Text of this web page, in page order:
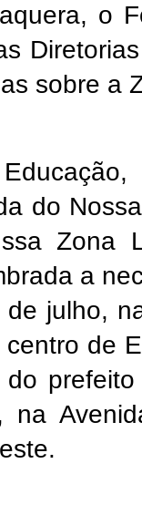
o
sobre a
do
Zona
a
julho,
de
do
na